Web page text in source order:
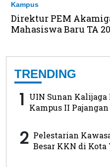
Kampus
Direktur PEM
Mahasiswa Baru TA
TRENDING
1 UIN Sunan
Kampus II Pajangan
2 Pelestarian
Besar KKN di Kota